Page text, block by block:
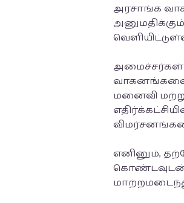
அரசாங்க
அமைச்சர்கள்
வாகனங்களை
மனைவி
எனினும்,
கொண்டவுடன்